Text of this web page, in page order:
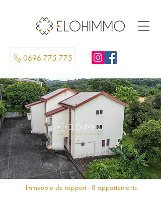
0696 775 775
Immeuble de rapport - 8 appartements